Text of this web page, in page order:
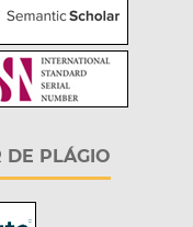
DE PLÁGIO